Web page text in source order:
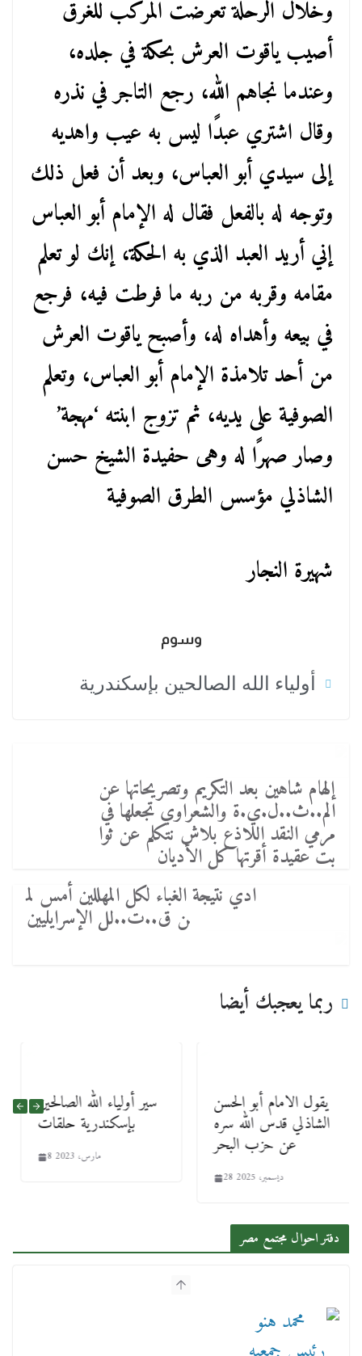
وخلال الرحلة تعرضت المركب للغرق
أصيب ياقوت العرش بحكة في جلده،
وعندما نجاهم الله، رجع التاجر في نذره
وقال اشتري عبدًا ليس به عيب واهديه
إلى سيدي أبو العباس، وبعد أن فعل ذلك
وتوجه له بالفعل فقال له الإمام أبو العباس
إني أريد العبد الذي به الحكة، إنك لو تعلم
مقامه وقربه من ربه ما فرطت فيه، فرجع
في بيعه وأهداه له، وأصبح ياقوت العرش
من أحد تلامذة الإمام أبو العباس، وتعلم
الصوفية على يديه، ثم تزوج ابنته ‘مهجة’
وصار صهرًا له وهى حفيدة الشيخ حسن
الشاذلي مؤسس الطرق الصوفية
شهيرة النجار
وسوم
أولياء الله الصالحين بإسكندرية
إلهام شاهين بعد التكريم وتصريحاتها عن
الم..ث..ل.ي.ة والشعراوي تجعلها في
مرمي النقد اللاذع بلاش نتكلم عن ثوا
بت عقيدة أقرتها كل الأديان
ادي نتيجة الغباء لكل المهللين أمس لم
ن ق..ت..لل الإسرايليين
ربما يعجبك أيضا
سير أولياء الله الصالحين
بإسكندرية حلقات
8 مارس، 2023
‏يقول الامام أبو الحسن
الشاذلي قدس الله سره
عن حزب البحر
28 ديسمبر، 2025
دفتر احوال مجتمع مصر